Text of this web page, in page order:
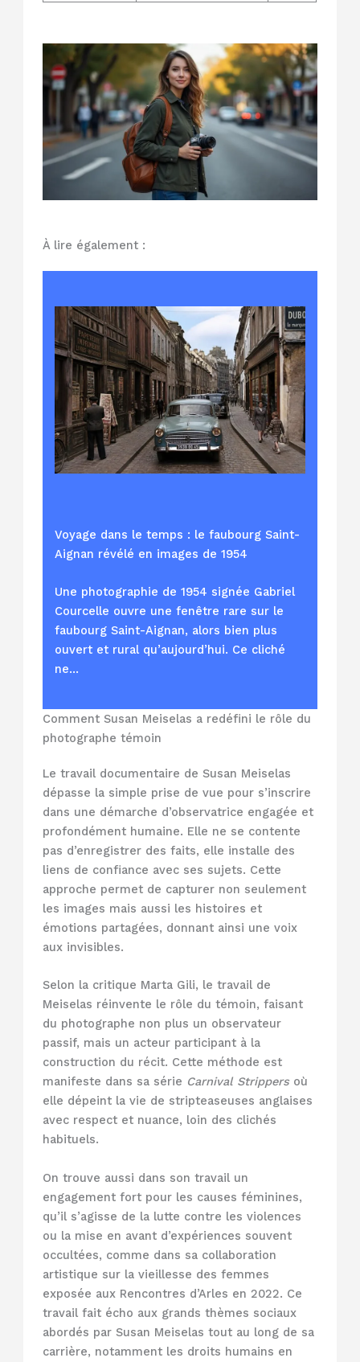
À lire également :
Voyage dans le temps : le faubourg Saint-
Aignan révélé en images de 1954
Une photographie de 1954 signée Gabriel
Courcelle ouvre une fenêtre rare sur le
faubourg Saint-Aignan, alors bien plus
ouvert et rural qu’aujourd’hui. Ce cliché
ne…
Comment Susan Meiselas a redéfini le rôle du
photographe témoin
Le travail documentaire de Susan Meiselas
dépasse la simple prise de vue pour s’inscrire
dans une démarche d’observatrice engagée et
profondément humaine. Elle ne se contente
pas d’enregistrer des faits, elle installe des
liens de confiance avec ses sujets. Cette
approche permet de capturer non seulement
les images mais aussi les histoires et
émotions partagées, donnant ainsi une voix
aux invisibles.
Selon la critique Marta Gili, le travail de
Meiselas réinvente le rôle du témoin, faisant
du photographe non plus un observateur
passif, mais un acteur participant à la
construction du récit. Cette méthode est
manifeste dans sa série Carnival Strippers où
elle dépeint la vie de stripteaseuses anglaises
avec respect et nuance, loin des clichés
habituels.
On trouve aussi dans son travail un
engagement fort pour les causes féminines,
qu’il s’agisse de la lutte contre les violences
ou la mise en avant d’expériences souvent
occultées, comme dans sa collaboration
artistique sur la vieillesse des femmes
exposée aux Rencontres d’Arles en 2022. Ce
travail fait écho aux grands thèmes sociaux
abordés par Susan Meiselas tout au long de sa
carrière, notamment les droits humains en